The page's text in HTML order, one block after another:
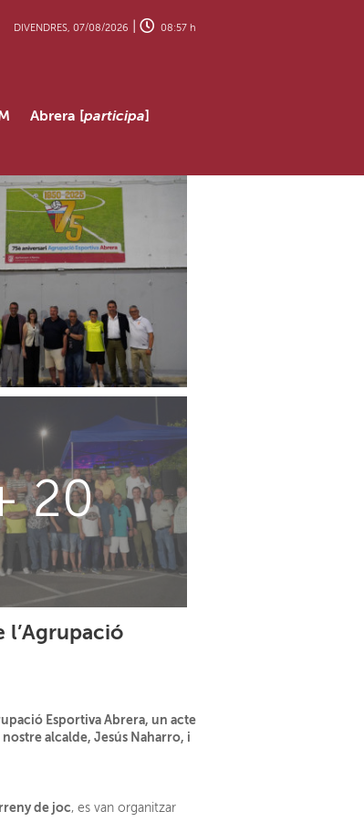
DIVENDRES, 07/08/2026 | 08:57 h
Abrera [participa]
20
l’Agrupació
Esportiva Abrera, un acte
alcalde, Jesús Naharro, i
de joc, es van organitzar